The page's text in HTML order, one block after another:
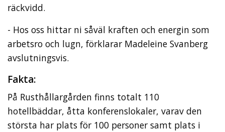
räckvidd.
- Hos oss hittar ni såväl kraften och energin som
arbetsro och lugn, förklarar Madeleine Svanberg
avslutningsvis.
Fakta:
På Rusthållargården finns totalt 110
hotellbäddar, åtta konferenslokaler, varav den
största har plats för 100 personer samt plats i